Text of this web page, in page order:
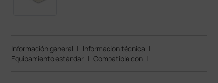
Información general | Información técnica |
Equipamiento estándar | Compatible con |